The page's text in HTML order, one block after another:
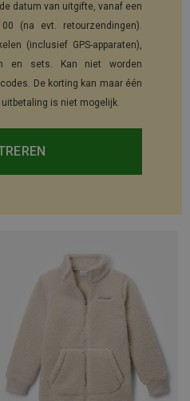
datum van uitgifte, vanaf een
(na evt. retourzendingen).
(inclusief GPS-apparaten),
en sets. Kan niet worden
De korting kan maar één
is niet mogelijk.